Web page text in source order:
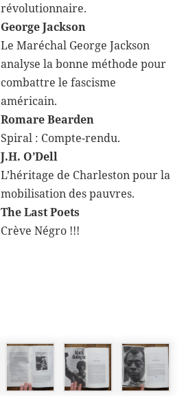
révolutionnaire.
George Jackson
Le Maréchal George Jackson
analyse la bonne méthode pour
combattre le fascisme
américain.
Romare Bearden
Spiral : Compte-rendu.
J.H. O’Dell
L’héritage de Charleston pour la
mobilisation des pauvres.
The Last Poets
Crève Négro !!!